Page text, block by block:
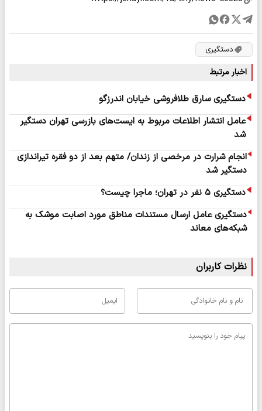
دستگیری
اخبار مرتبط
دستگیری سارق طلافروشی خیابان اندرزگو
عامل انتشار اطلاعات مربوط به ایست‌های بازرسی تهران دستگیر
شد
انجام شرارت در مرخصی از زندان/ متهم بعد از دو فقره تیراندازی
دستگیر شد
دستگیری ۵ نفر در تهران؛ ماجرا چیست؟
دستگیری عامل ارسال مستندات مناطق مورد اصابت موشک به
شبکه‌های معاند
نظرات کاربران